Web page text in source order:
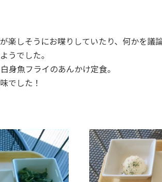
楽しそうにお喋りしていたり、何かを議
うでした。
身魚フライのあんかけ定食。
でした！